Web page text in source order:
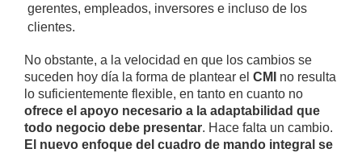
gerentes, empleados, inversores e incluso de los
clientes.
No obstante, a la velocidad en que los cambios se
suceden hoy día la forma de plantear el CMI
no resulta
lo suficientemente flexible, en tanto en cuanto no
ofrece el apoyo necesario a la adaptabilidad que
todo negocio debe presentar. Hace falta un cambio.
El nuevo enfoque del cuadro de mando integral se